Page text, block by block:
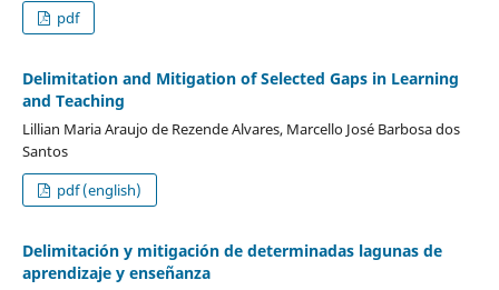
pdf
Delimitation and Mitigation of Selected Gaps in Learning
and Teaching
Lillian Maria Araujo de Rezende Alvares, Marcello José Barbosa dos
Santos
pdf (english)
Delimitación y mitigación de determinadas lagunas de
aprendizaje y enseñanza